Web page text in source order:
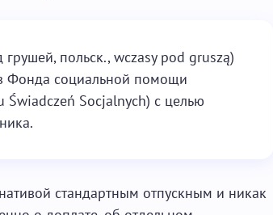
польск., wczasy pod gruszą)
Фонда социальной помощи
Świadczeń Socjalnych) с целью
стандартным отпускным и никак